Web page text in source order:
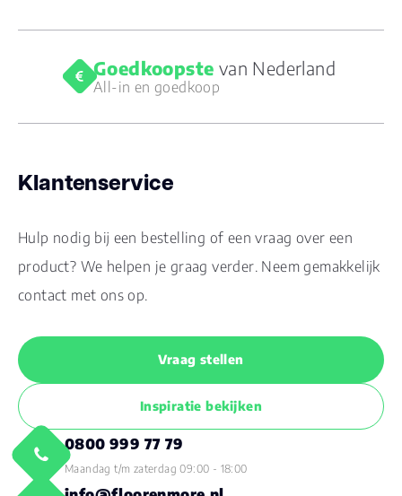
Goedkoopste van Nederland
All-in en goedkoop
Klantenservice
Hulp nodig bij een bestelling of een vraag over een
product? We helpen je graag verder. Neem gemakkelijk
contact met ons op.
Vraag stellen
Inspiratie bekijken
0800 999 77 79
Maandag t/m zaterdag 09:00 - 18:00